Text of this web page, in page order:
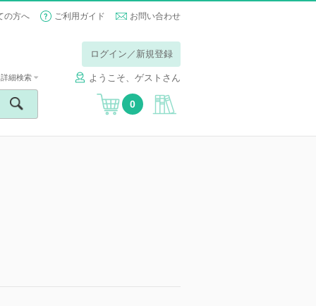
の方へ ご利用ガイド お問い合わせ
ログイン／新規登録
ようこそ、ゲストさん
詳細検索
0